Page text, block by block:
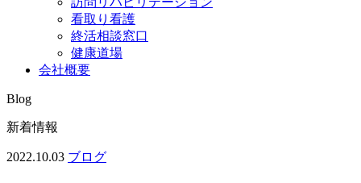
看取り看護
終活相談窓口
健康道場
会社概要
Blog
新着情報
2022.10.03 ブログ